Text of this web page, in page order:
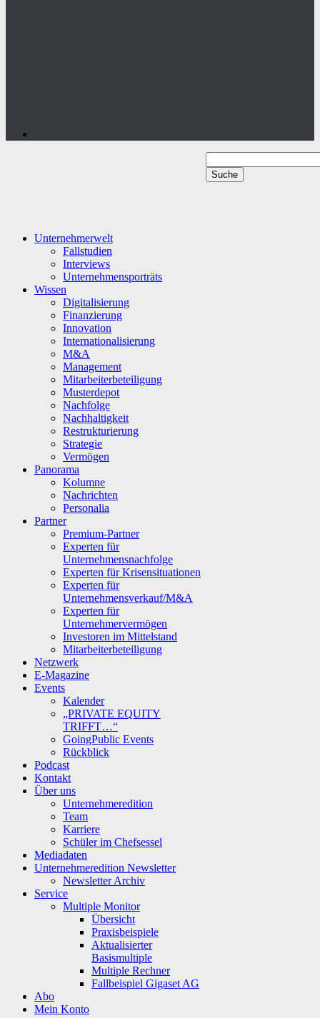
Unternehmerwelt
Fallstudien
Interviews
Unternehmensporträts
Wissen
Digitalisierung
Finanzierung
Innovation
Internationalisierung
M&A
Management
Mitarbeiterbeteiligung
Musterdepot
Nachfolge
Nachhaltigkeit
Restrukturierung
Strategie
Vermögen
Panorama
Kolumne
Nachrichten
Personalia
Partner
Premium-Partner
Experten für
Unternehmensnachfolge
Experten für Krisensituationen
Experten für
Unternehmensverkauf/M&A
Experten für
Unternehmervermögen
Investoren im Mittelstand
Mitarbeiterbeteiligung
Netzwerk
E-Magazine
Events
Kalender
„PRIVATE EQUITY
TRIFFT…“
GoingPublic Events
Rückblick
Podcast
Kontakt
Über uns
Unternehmeredition
Team
Karriere
Schüler im Chefsessel
Mediadaten
Unternehmeredition Newsletter
Newsletter Archiv
Service
Multiple Monitor
Übersicht
Praxisbeispiele
Aktualisierter
Basismultiple
Multiple Rechner
Fallbeispiel Gigaset AG
Abo
Mein Konto